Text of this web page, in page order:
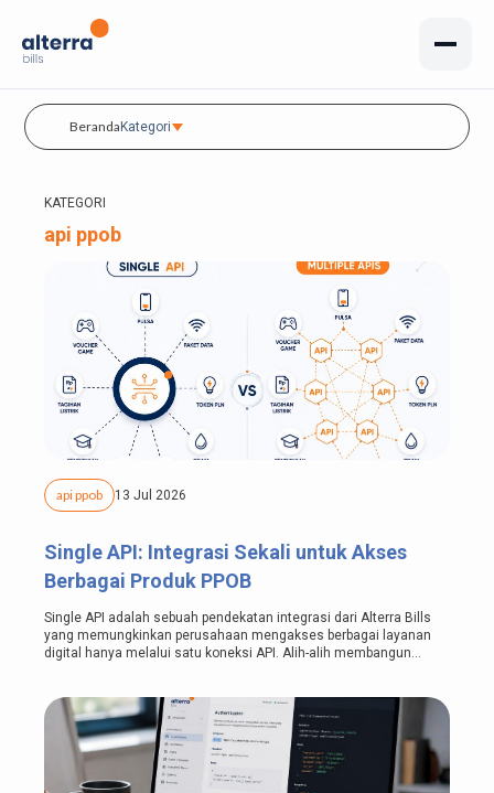
BerandaKategori
KATEGORI
api ppob
api ppob 13 Jul 2026
Single API: Integrasi Sekali untuk Akses
Berbagai Produk PPOB
Single API adalah sebuah pendekatan integrasi dari Alterra Bills
yang memungkinkan perusahaan mengakses berbagai layanan
digital hanya melalui satu koneksi API. Alih-alih membangun